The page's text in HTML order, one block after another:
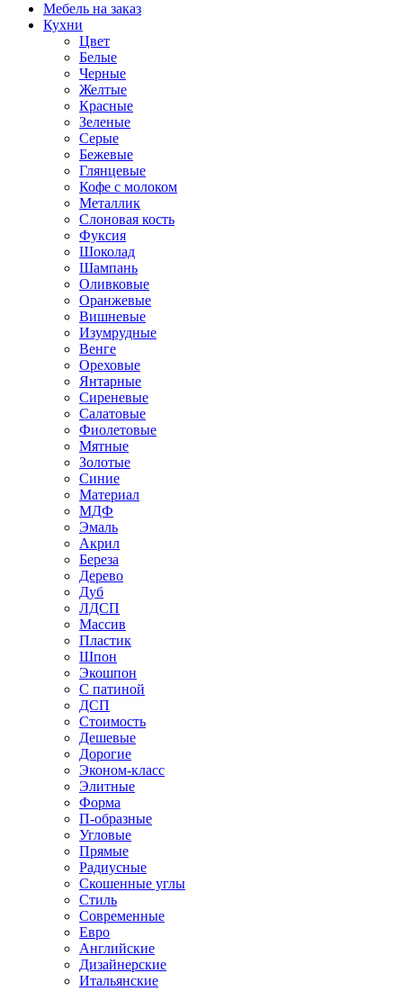
Мебель на заказ
Кухни
Цвет
Белые
Черные
Желтые
Красные
Зеленые
Серые
Бежевые
Глянцевые
Кофе с молоком
Металлик
Слоновая кость
Фуксия
Шоколад
Шампань
Оливковые
Оранжевые
Вишневые
Изумрудные
Венге
Ореховые
Янтарные
Сиреневые
Салатовые
Фиолетовые
Мятные
Золотые
Синие
Материал
МДФ
Эмаль
Акрил
Береза
Дерево
Дуб
ЛДСП
Массив
Пластик
Шпон
Экошпон
С патиной
ДСП
Стоимость
Дешевые
Дорогие
Эконом-класс
Элитные
Форма
П-образные
Угловые
Прямые
Радиусные
Скошенные углы
Стиль
Современные
Евро
Английские
Дизайнерские
Итальянские